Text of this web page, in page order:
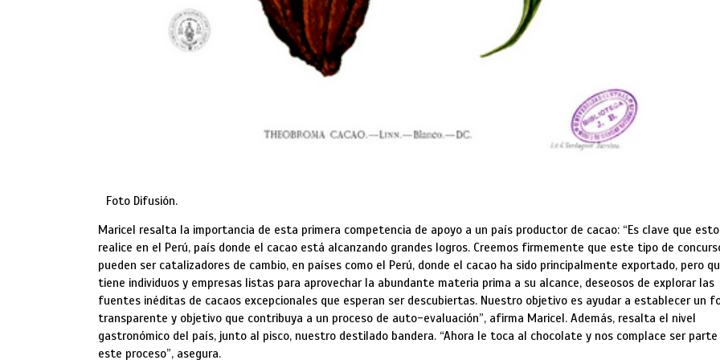
Foto Difusión.
Maricel resalta la importancia de esta primera competencia de apoyo a un país productor de cacao: “Es clave que
realice en el Perú, país donde el cacao está alcanzando grandes logros. Creemos firmemente que este tipo de
pueden ser catalizadores de cambio, en países como el Perú, donde el cacao ha sido principalmente exportado, pero
tiene individuos y empresas listas para aprovechar la abundante materia prima a su alcance, deseosos de explorar las
fuentes inéditas de cacaos excepcionales que esperan ser descubiertas. Nuestro objetivo es ayudar a establecer un
transparente y objetivo que contribuya a un proceso de auto-evaluación”, afirma Maricel. Además, resalta el nivel
gastronómico del país, junto al pisco, nuestro destilado bandera. “Ahora le toca al chocolate y nos complace ser parte
este proceso”, asegura.